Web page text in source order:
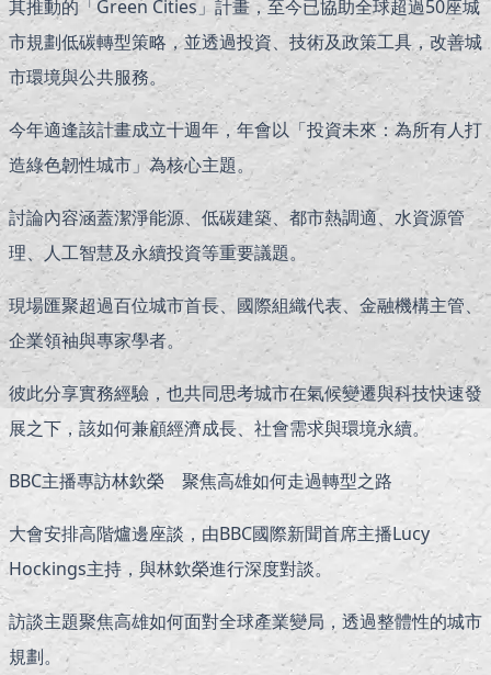
其推動的「Green Cities」計畫，至今已協助全球超過50座城
市規劃低碳轉型策略，並透過投資、技術及政策工具，改善城
市環境與公共服務。
今年適逢該計畫成立十週年，年會以「投資未來：為所有人打
造綠色韌性城市」為核心主題。
討論內容涵蓋潔淨能源、低碳建築、都市熱調適、水資源管
理、人工智慧及永續投資等重要議題。
現場匯聚超過百位城市首長、國際組織代表、金融機構主管、
企業領袖與專家學者。
彼此分享實務經驗，也共同思考城市在氣候變遷與科技快速發
展之下，該如何兼顧經濟成長、社會需求與環境永續。
BBC主播專訪林欽榮 聚焦高雄如何走過轉型之路
大會安排高階爐邊座談，由BBC國際新聞首席主播Lucy
Hockings主持，與林欽榮進行深度對談。
訪談主題聚焦高雄如何面對全球產業變局，透過整體性的城市
規劃。